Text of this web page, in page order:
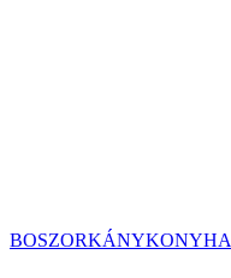
BOSZORKÁNYKONYHA